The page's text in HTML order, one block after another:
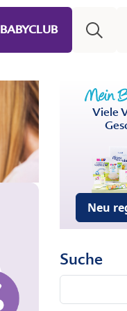
BABYCLUB
Viele
Neu
Suche